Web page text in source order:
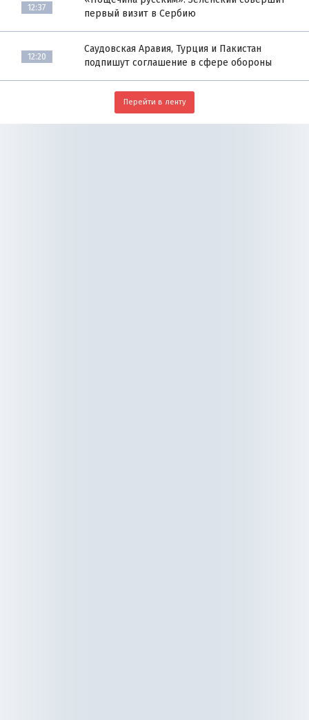
12:37
первый визит в Сербию
12:20
Саудовская Аравия, Турция и Пакистан
подпишут соглашение в сфере обороны
Перейти в ленту